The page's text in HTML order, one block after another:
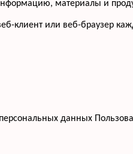
материалы и
клиент или веб-браузер
данных